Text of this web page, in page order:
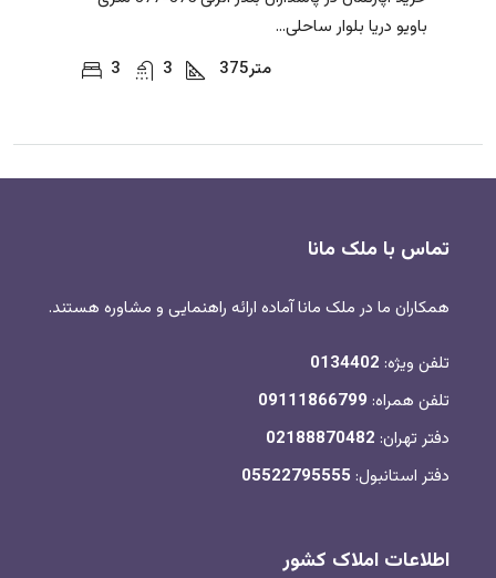
باویو دریا بلوار ساحلی...
3
3 375متر
تماس با ملک مانا
همکاران ما در ملک مانا آماده ارائه راهنمایی و مشاوره هستند.
تلفن ویژه: 0134402
تلفن همراه: 09111866799
دفتر تهران: 02188870482
دفتر استانبول: 05522795555
اطلاعات املاک کشور